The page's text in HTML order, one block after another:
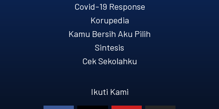
Covid-19 Response
Korupedia
Kamu Bersih Aku Pilih
Sintesis
Cek Sekolahku
Ikuti Kami